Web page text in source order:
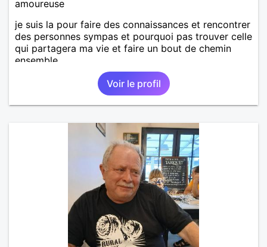
amoureuse
je suis la pour faire des connaissances et rencontrer
des personnes sympas et pourquoi pas trouver celle
qui partagera ma vie et faire un bout de chemin
ensemble
Voir le profil